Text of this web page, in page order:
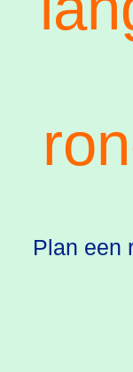
Plan een